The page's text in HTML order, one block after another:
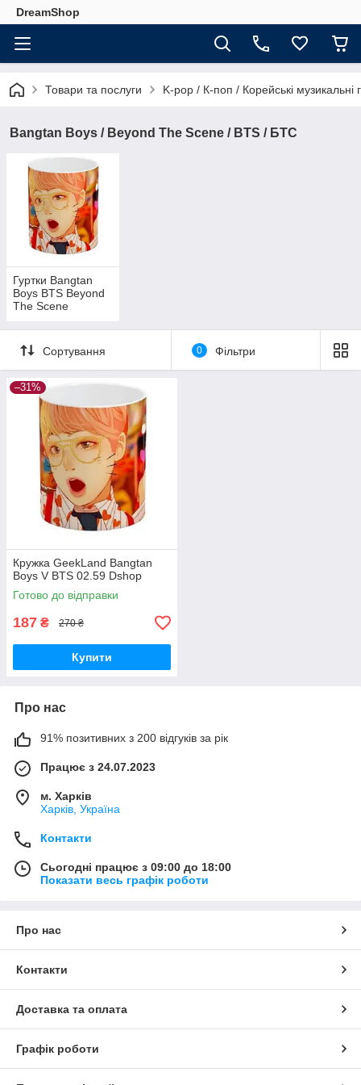
DreamShop
Товари та послуги K-pop / К-поп / Корейські музикальні
Bangtan Boys / Beyond The Scene / BTS / БТС
Гуртки Bangtan
Boys BTS Beyond
The Scene
Сортування 0 Фільтри
–31%
Кружка GeekLand Bangtan
Boys V BTS 02.59 Dshop
Готово до відправки
187 ₴ 270 ₴
Купити
Про нас
91% позитивних з 200 відгуків за рік
Працює з 24.07.2023
м. Харків
Харків, Україна
Контакти
Сьогодні працює з 09:00 до 18:00
Показати весь графік роботи
Про нас
Контакти
Доставка та оплата
Графік роботи